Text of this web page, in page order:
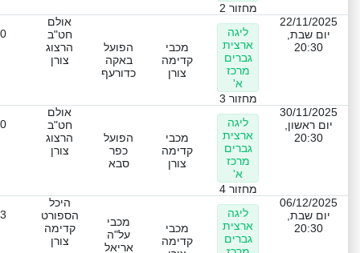
מחזור 2
22/11/2025
יום שבת,
20:30
ליגה
ארצית
גברים
מרכז
א'
מחזור 3
מכבי
קדימה
צורן
הפועל
באקה
כדורעף
אולם
חט"ב
הרצוג
צורן
30/11/2025
יום ראשון,
20:30
ליגה
ארצית
גברים
מרכז
א'
מחזור 4
מכבי
קדימה
צורן
הפועל
כפר
סבא
אולם
חט"ב
הרצוג
צורן
06/12/2025
יום שבת,
20:30
ליגה
ארצית
גברים
מכבי
קדימה
מכבי
על"ה
אריאל
היכל
הספורט
קדימה
צורן